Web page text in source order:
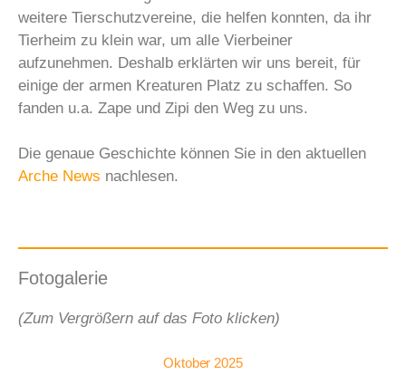
weitere Tierschutzvereine, die helfen konnten, da ihr
Tierheim zu klein war, um alle Vierbeiner
aufzunehmen. Deshalb erklärten wir uns bereit, für
einige der armen Kreaturen Platz zu schaffen. So
fanden u.a. Zape und Zipi den Weg zu uns.
Die genaue Geschichte können Sie in den aktuellen
Arche News nachlesen.
Fotogalerie
(Zum Vergrößern auf das Foto klicken)
Oktober 2025